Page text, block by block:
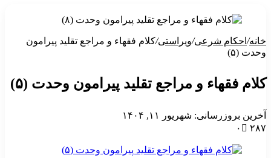
خانه/ احکام شرعی/ویراستی/کلام فقهاء و مراجع تقلید پیرامون
وحدت (۵)
کلام فقهاء و مراجع تقلید پیرامون وحدت (۵)
آخرین بروزرسانی: شهریور ۱۱, ۱۴۰۴
۰
۲۸۷